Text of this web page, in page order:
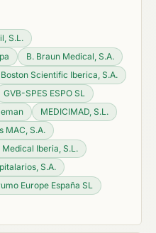
S.L.
B. Braun Medical, S.A.
Boston Scientific Iberica, S.A.
GVB-SPES ESPO SL
MEDICIMAD, S.L.
MAC, S.A.
Iberia, S.L.
S.A.
Europe España SL